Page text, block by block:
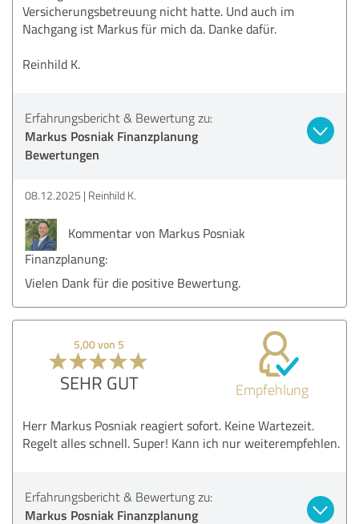
Versicherungsbetreuung nicht hatte. Und auch im
Nachgang ist Markus für mich da. Danke dafür.
Reinhild K.
Erfahrungsbericht & Bewertung zu:
Markus Posniak Finanzplanung
Bewertungen
08.12.2025 Reinhild K.
Kommentar von Markus Posniak
Finanzplanung:
Vielen Dank für die positive Bewertung.
5,00 von 5
SEHR GUT Empfehlung
Herr Markus Posniak reagiert sofort. Keine Wartezeit.
Regelt alles schnell. Super! Kann ich nur weiterempfehlen.
Erfahrungsbericht & Bewertung zu:
Markus Posniak Finanzplanung